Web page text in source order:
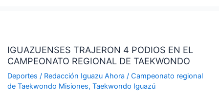
IGUAZUENSES TRAJERON 4 PODIOS EN EL
CAMPEONATO REGIONAL DE TAEKWONDO
Deportes / Redacción Iguazu Ahora / Campeonato regional
de Taekwondo Misiones, Taekwondo Iguazú
4
PODIOS
EN
EL